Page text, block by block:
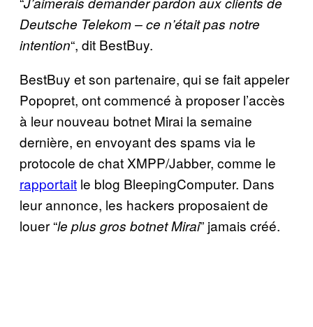
Deutsche Telekom – ce n’était pas notre
intention“, dit BestBuy.
BestBuy et son partenaire, qui se fait appeler
Popopret, ont commencé à proposer l’accès
à leur nouveau botnet Mirai la semaine
dernière, en envoyant des spams via le
protocole de chat XMPP/Jabber, comme le
rapportait le blog BleepingComputer. Dans
leur annonce, les hackers proposaient de
louer “le plus gros botnet Mirai” jamais créé.